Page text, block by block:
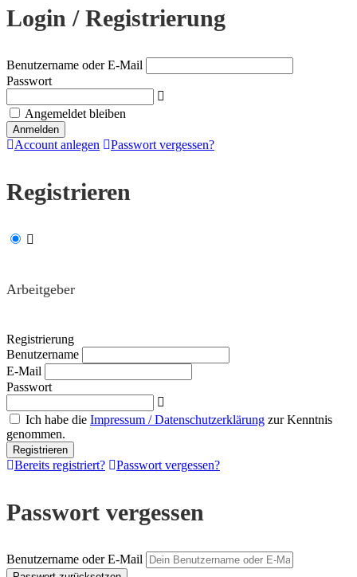
Login / Registrierung
Benutzername oder E-Mail
Passwort
Angemeldet bleiben
Account anlegen Passwort vergessen?
Registrieren
Arbeitgeber
Registrierung
Benutzername
E-Mail
Passwort
Ich habe die Impressum / Datenschutzerklärung zur Kenntnis
genommen.
Bereits registriert? Passwort vergessen?
Passwort vergessen
Benutzername oder E-Mail